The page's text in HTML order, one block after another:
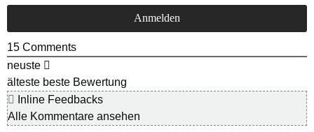
15 Comments
neuste
älteste beste Bewertung
Inline Feedbacks
Alle Kommentare ansehen